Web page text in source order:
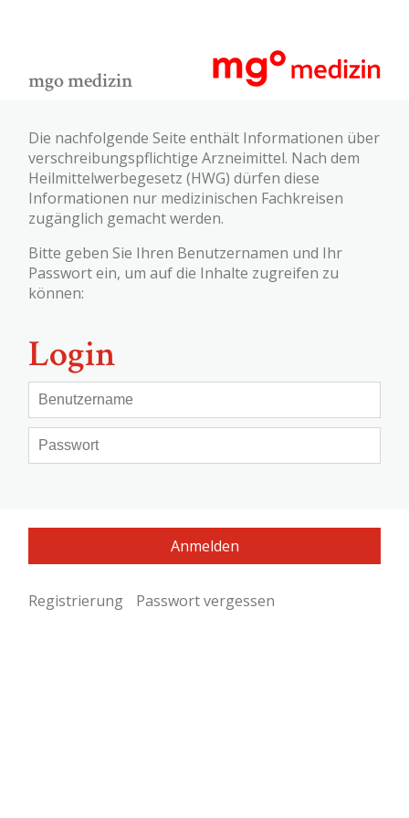
mgo medizin
Die nachfolgende Seite enthält Informationen über
verschreibungspflichtige Arzneimittel. Nach dem
Heilmittelwerbegesetz (HWG) dürfen diese
Informationen nur medizinischen Fachkreisen
zugänglich gemacht werden.
Bitte geben Sie Ihren Benutzernamen und Ihr
Passwort ein, um auf die Inhalte zugreifen zu
können:
Login
Registrierung Passwort vergessen